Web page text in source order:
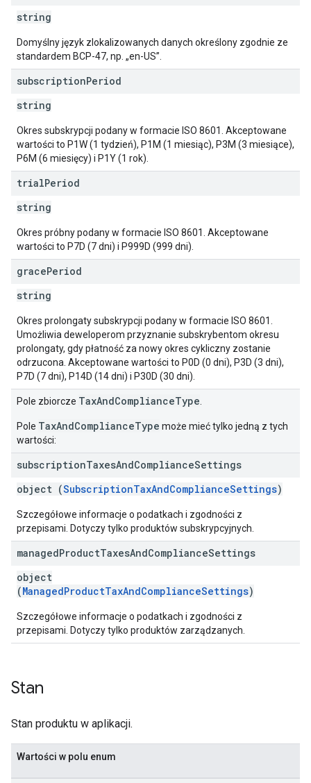
string
Domyślny język zlokalizowanych danych określony zgodnie ze
standardem BCP-47, np. „en-US”.
subscriptionPeriod
string
Okres subskrypcji podany w formacie ISO 8601. Akceptowane
wartości to P1W (1 tydzień), P1M (1 miesiąc), P3M (3 miesiące),
P6M (6 miesięcy) i P1Y (1 rok).
trialPeriod
string
Okres próbny podany w formacie ISO 8601. Akceptowane
wartości to P7D (7 dni) i P999D (999 dni).
gracePeriod
string
Okres prolongaty subskrypcji podany w formacie ISO 8601.
Umożliwia deweloperom przyznanie subskrybentom okresu
prolongaty, gdy płatność za nowy okres cykliczny zostanie
odrzucona. Akceptowane wartości to P0D (0 dni), P3D (3 dni),
P7D (7 dni), P14D (14 dni) i P30D (30 dni).
Pole zbiorcze TaxAndComplianceType
Pole TaxAndComplianceType może mieć tylko jedną z tych
wartości:
subscriptionTaxesAndComplianceSettings
object (SubscriptionTaxAndComplianceSettings)
Szczegółowe informacje o podatkach i zgodności z
przepisami. Dotyczy tylko produktów subskrypcyjnych.
managedProductTaxesAndComplianceSettings
object
(ManagedProductTaxAndComplianceSettings)
Szczegółowe informacje o podatkach i zgodności z
przepisami. Dotyczy tylko produktów zarządzanych.
Stan
Stan produktu w aplikacji.
Wartości w polu enum